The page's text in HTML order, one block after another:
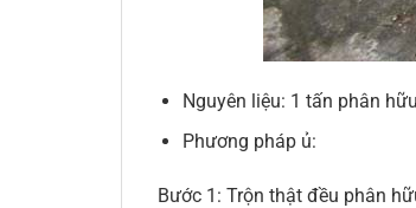
Nguyên liệu: 1 tấn phân
Phương pháp ủ:
Bước 1: Trộn thật đều phân